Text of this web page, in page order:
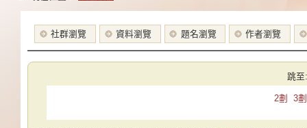
社群瀏覽 資料瀏覽 題名瀏覽 作者瀏覽
跳至:
2劃 3劃